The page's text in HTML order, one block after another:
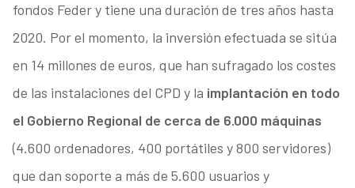
fondos Feder y tiene una duración de tres años hasta
2020. Por el momento, la inversión efectuada se sitúa
en 14 millones de euros, que han sufragado los costes
de las instalaciones del CPD y la implantación en todo
el Gobierno Regional de cerca de 6.000 máquinas
(4.600 ordenadores, 400 portátiles y 800 servidores)
que dan soporte a más de 5.600 usuarios y